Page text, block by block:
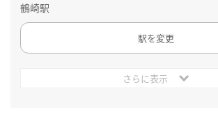
鶴崎駅
駅を変更
さらに表示